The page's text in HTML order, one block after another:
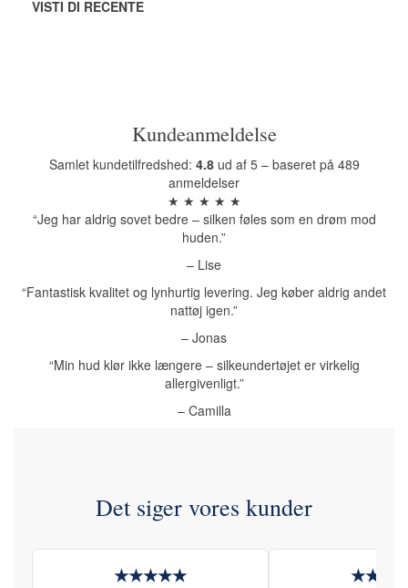
VISTI DI RECENTE
Kundeanmeldelse
Samlet kundetilfredshed: 4.8ud af 5 – baseret på 489
anmeldelser
★ ★ ★ ★ ★
“Jeg har aldrig sovet bedre – silken føles som en drøm mod
huden.”
– Lise
“Fantastisk kvalitet og lynhurtig levering. Jeg køber aldrig andet
nattøj igen.”
– Jonas
“Min hud klør ikke længere – silkeundertøjet er virkelig
allergivenligt.”
– Camilla
Det siger vores kunder
★★★★★